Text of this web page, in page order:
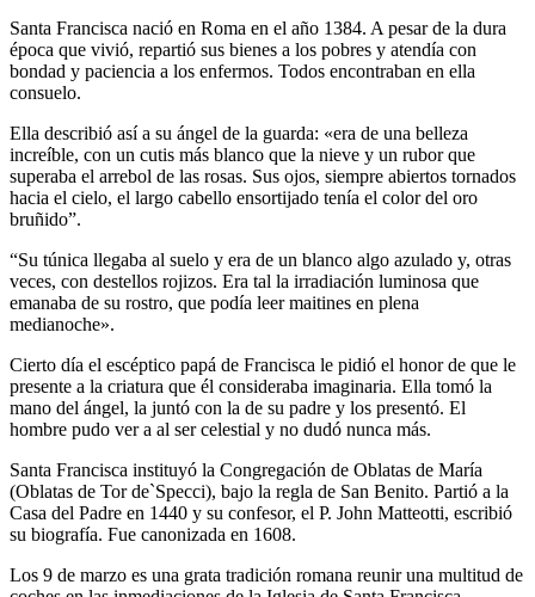
Santa Francisca nació en Roma en el año 1384. A pesar de la dura
época que vivió, repartió sus bienes a los pobres y atendía con
bondad y paciencia a los enfermos. Todos encontraban en ella
consuelo.
Ella describió así a su ángel de la guarda: «era de una belleza
increíble, con un cutis más blanco que la nieve y un rubor que
superaba el arrebol de las rosas. Sus ojos, siempre abiertos tornados
hacia el cielo, el largo cabello ensortijado tenía el color del oro
bruñido”.
“Su túnica llegaba al suelo y era de un blanco algo azulado y, otras
veces, con destellos rojizos. Era tal la irradiación luminosa que
emanaba de su rostro, que podía leer maitines en plena
medianoche».
Cierto día el escéptico papá de Francisca le pidió el honor de que le
presente a la criatura que él consideraba imaginaria. Ella tomó la
mano del ángel, la juntó con la de su padre y los presentó. El
hombre pudo ver a al ser celestial y no dudó nunca más.
Santa Francisca instituyó la Congregación de Oblatas de María
(Oblatas de Tor de`Specci), bajo la regla de San Benito. Partió a la
Casa del Padre en 1440 y su confesor, el P. John Matteotti, escribió
su biografía. Fue canonizada en 1608.
Los 9 de marzo es una grata tradición romana reunir una multitud de